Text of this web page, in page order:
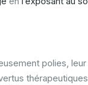
polies,